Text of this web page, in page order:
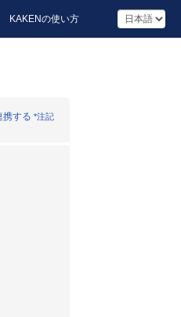
KAKENの使い方
携する *注記